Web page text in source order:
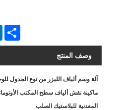
Share
وصف المنتج
آلة وسم ألياف الليزر من نوع الجدول
ماكينة نقش ألياف سطح المكتب
المعدنية للبلاستيك الصلب